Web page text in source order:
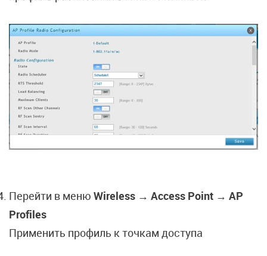
Перейти в меню Wireless → Access Point → AP
Profiles
Применить профиль к точкам доступа